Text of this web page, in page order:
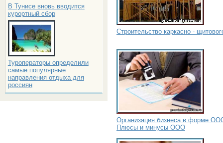
В Тунисе вновь вводится
курортный сбор
Туроператоры определили
самые популярные
направления отдыха для
россиян
Строительство каркасно -
Организация бизнеса в форме
Плюсы и минусы ООО